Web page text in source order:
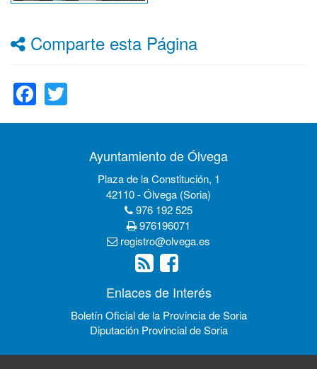
Comparte esta Página
Facebook
Ayuntamiento de Ólvega
Plaza de la Constitución, 1
42110 - Ólvega (Soria)
976 192 525
976196071
registro@olvega.es
Enlaces de Interés
Boletín Oficial de la Provincia de Soria
Diputación Provincial de Soria